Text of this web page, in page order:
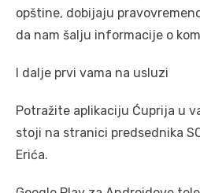
opštine, dobijaju
da nam šalju informacije o
I dalje prvi vama na usluzi
Potražite aplikaciju Ćuprija u
stoji na stranici predsednika
Erića.